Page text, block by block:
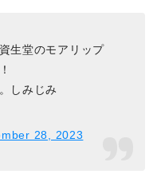
生堂のモアリップ
しみじみ
28, 2023